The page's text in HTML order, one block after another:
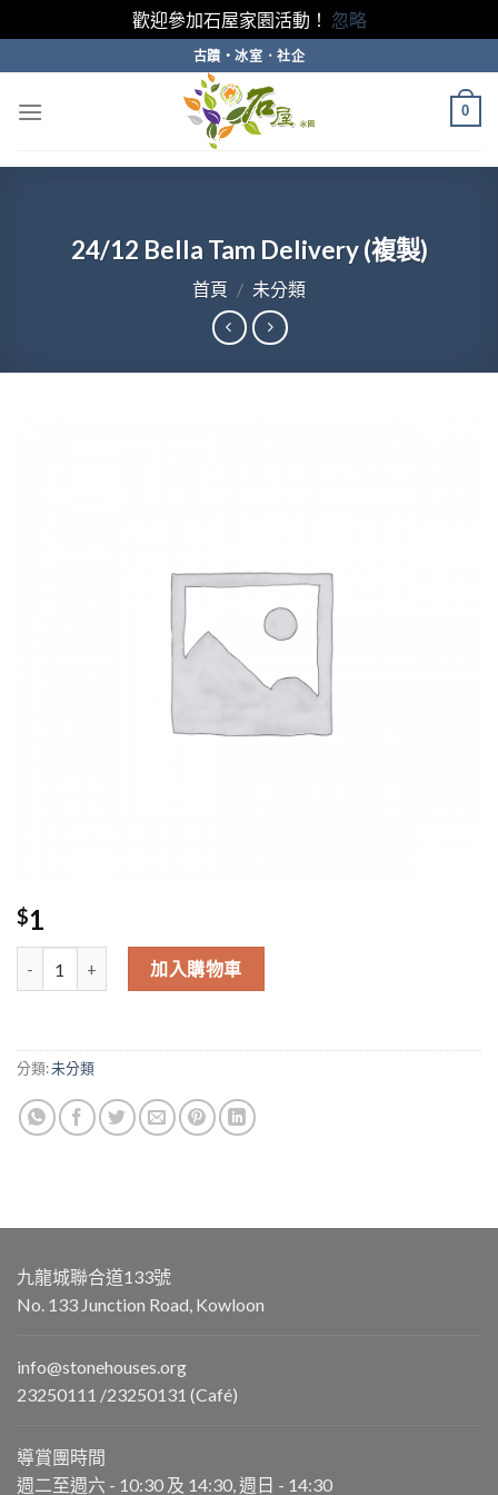
歡迎參加石屋家園活動！ 忽略
to
content
古蹟・冰室．社企
0
24/12 Bella Tam Delivery (複製)
首頁 / 未分類
$1
24/12 Bella Tam Delivery (複製) 數量
加入購物車
分類:未分類
九龍城聯合道133號
No. 133 Junction Road, Kowloon
info@stonehouses.org
23250111 /23250131 (Café)
導賞團時間
週二至週六 - 10:30 及 14:30, 週日 - 14:30